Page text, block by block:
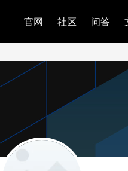
官网 社区 问答